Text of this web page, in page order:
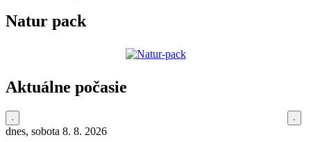
Natur pack
Aktuálne počasie
dnes, sobota 8. 8. 2026